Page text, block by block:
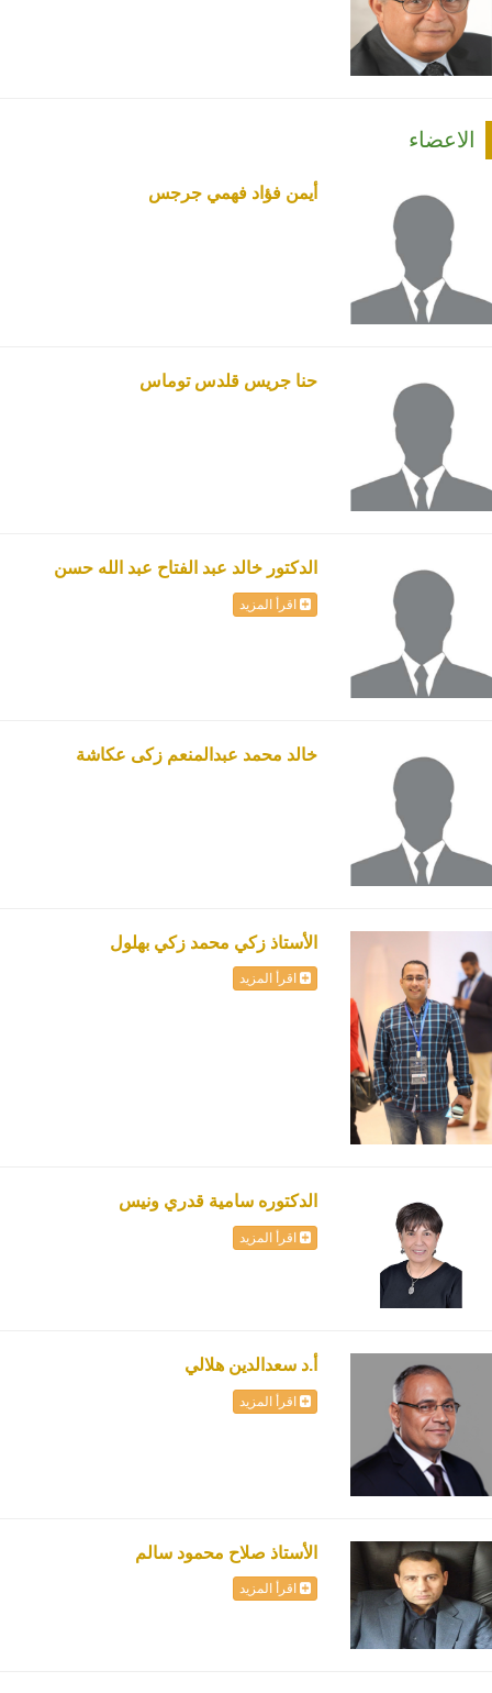
الاعضاء
أيمن فؤاد فهمي جرجس
حنا جريس قلدس توماس
الدكتور خالد عبد الفتاح عبد الله حسن
اقرأ المزيد
خالد محمد عبدالمنعم زكى عكاشة
الأستاذ زكي محمد زكي بهلول
اقرأ المزيد
الدكتوره سامية قدري ونيس
اقرأ المزيد
أ.د سعدالدين هلالي
اقرأ المزيد
الأستاذ صلاح محمود سالم
اقرأ المزيد